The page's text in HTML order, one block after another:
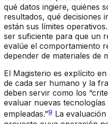
qué datos ingiere, quiénes
resultados, qué decisiones
están sus límites
ser suficiente para que un
evalúe el comportamiento
depender de materiales de
El Magisterio es explícito
de cada ser humano y la
deben servir como los
evaluar nuevas tecnologías
empleadas.”9 La